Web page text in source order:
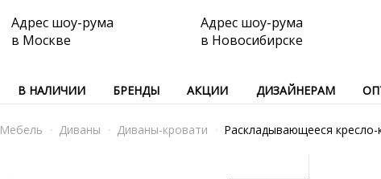
Адрес шоу-рума
в Москве
Адрес шоу-рума
в Новосибирске
В НАЛИЧИИ БРЕНДЫ АКЦИИ ДИЗАЙНЕРАМ
Мебель Диваны Диваны-кровати Раскладывающееся кресло-